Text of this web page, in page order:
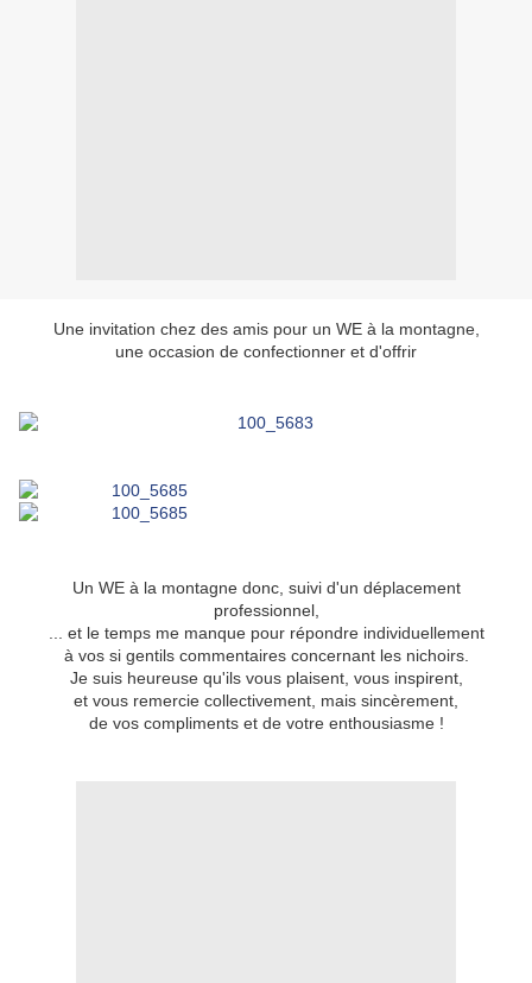
Une invitation chez des amis pour un WE à la montagne,
une occasion de confectionner et d'offrir
Un WE à la montagne donc, suivi d'un déplacement
professionnel,
... et le temps me manque pour répondre individuellement
à vos si gentils commentaires concernant les nichoirs.
Je suis heureuse qu'ils vous plaisent, vous inspirent,
et vous remercie collectivement, mais sincèrement,
de vos compliments et de votre enthousiasme !